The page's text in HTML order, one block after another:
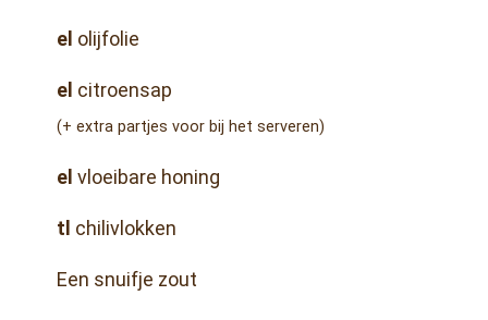
el olijfolie
el citroensap
(+ extra partjes voor bij het serveren)
el vloeibare honing
tl chilivlokken
Een snuifje zout